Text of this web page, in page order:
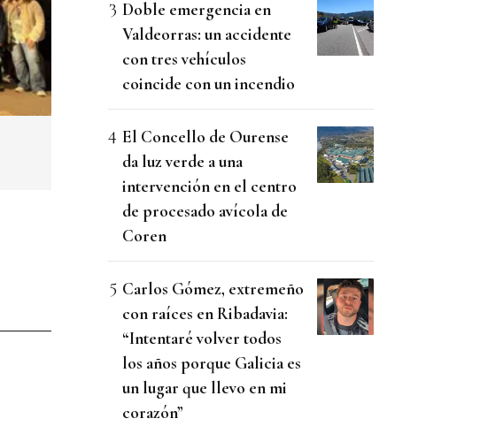
Doble emergencia en
Valdeorras: un accidente
con tres vehículos
coincide con un incendio
El Concello de Ourense
da luz verde a una
intervención en el centro
de procesado avícola de
Coren
Carlos Gómez, extremeño
con raíces en Ribadavia:
“Intentaré volver todos
los años porque Galicia es
un lugar que llevo en mi
corazón”